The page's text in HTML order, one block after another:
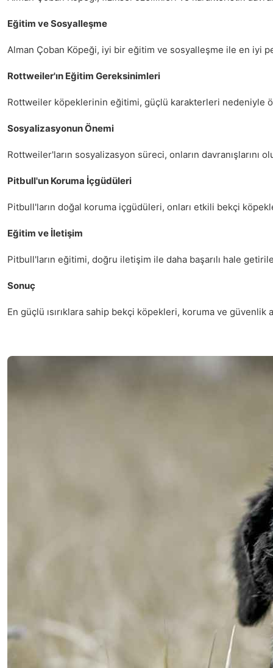
Eğitim ve Sosyalleşme
Alman Çoban Köpeği, iyi bir eğitim ve sosyalleşme ile en iyi
Rottweiler'ın Eğitim Gereksinimleri
Rottweiler köpeklerinin eğitimi, güçlü karakterleri nedeniyle
Sosyalizasyonun Önemi
Rottweiler'ların sosyalizasyon süreci, onların davranışlarını
Pitbull'un Koruma İçgüdüleri
Pitbull'ların doğal koruma içgüdüleri, onları etkili bekçi
Eğitim ve İletişim
Pitbull'ların eğitimi, doğru iletişim ile daha başarılı hale
Sonuç
En güçlü ısırıklara sahip bekçi köpekleri, koruma ve